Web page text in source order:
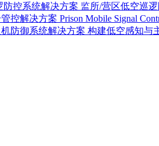
监所/营区低空巡